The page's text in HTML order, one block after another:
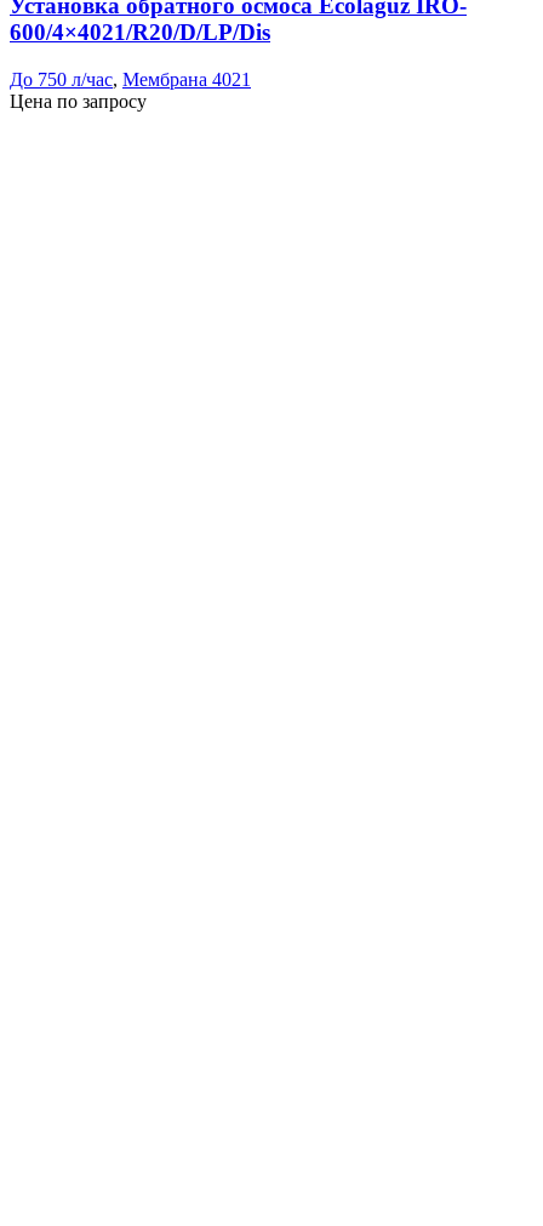
Установка обратного осмоса Ecolaguz IRO-
600/4×4021/R20/D/LP/Dis
До 750 л/час, Мембрана 4021
Цена по запросу